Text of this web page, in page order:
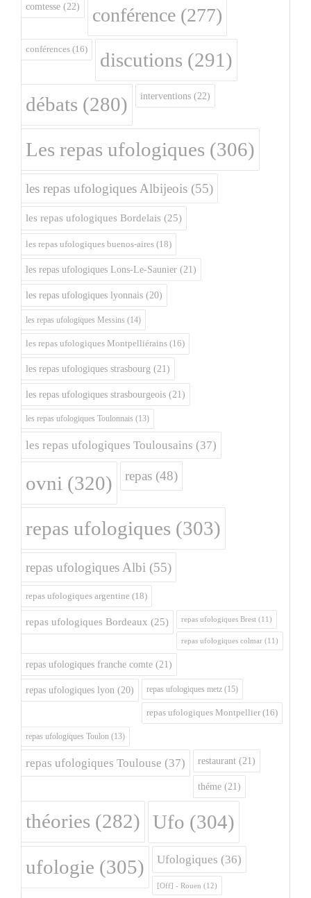
comtesse (22) conférence (277)
conférences (16) discutions (291)
débats (280) interventions (22)
Les repas ufologiques (306)
les repas ufologiques Albijeois (55)
les repas ufologiques Bordelais (25)
les repas ufologiques buenos-aires (18)
les repas ufologiques Lons-Le-Saunier (21)
les repas ufologiques lyonnais (20)
les repas ufologiques Messins (14)
les repas ufologiques Montpelliérains (16)
les repas ufologiques strasbourg (21)
les repas ufologiques strasbourgeois (21)
les repas ufologiques Toulonnais (13)
les repas ufologiques Toulousains (37)
ovni (320) repas (48)
repas ufologiques (303)
repas ufologiques Albi (55)
repas ufologiques argentine (18)
repas ufologiques Bordeaux (25) repas ufologiques Brest (11)
repas ufologiques colmar (11)
repas ufologiques franche comte (21)
repas ufologiques lyon (20) repas ufologiques metz (15)
repas ufologiques Montpellier (16)
repas ufologiques Toulon (13)
repas ufologiques Toulouse (37) restaurant (21)
théme (21)
théories (282) Ufo (304)
ufologie (305) Ufologiques (36)
[Off] - Rouen (12)